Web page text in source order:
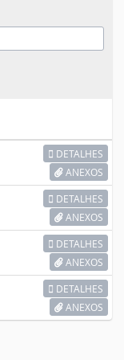
DETALHES
ANEXOS
DETALHES
ANEXOS
DETALHES
ANEXOS
DETALHES
ANEXOS